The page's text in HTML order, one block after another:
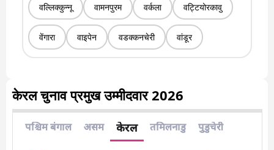
वल्लिक्कुन्नू वामनपुरम वर्कला वट्टियोरकावु
वेंगारा वाइपेन वडक्कनचेरी वांडूर
केरल चुनाव प्रमुख उम्मीदवार 2026